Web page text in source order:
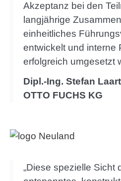
Akzeptanz bei den
langjährige
einheitliches
entwickelt und interne
erfolgreich umgesetzt
Dipl.-Ing. Stefan
OTTO FUCHS KG
„Diese spezielle Sicht